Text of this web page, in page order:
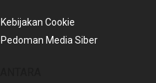
Kebijakan Cookie
Pedoman Media Siber